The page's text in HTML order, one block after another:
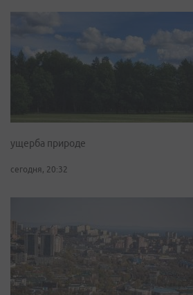
ущерба природе
сегодня, 20:32